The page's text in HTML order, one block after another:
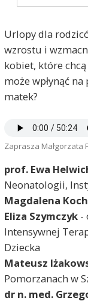
Urlopy dla
wzrostu i
kobiet, które
może wpłynąć
matek?
Zaprasza Małgorzata
prof. Ewa
Neonatologii,
Magdalena
Eliza Szymczyk-
Intensywnej
Dziecka
Mateusz
Pomorzanach w
dr n. med.